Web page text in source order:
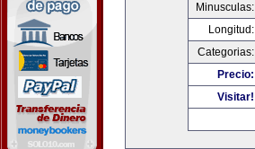
Minusculas:
Longitud:
Categorias:
Precio:
Visitar!